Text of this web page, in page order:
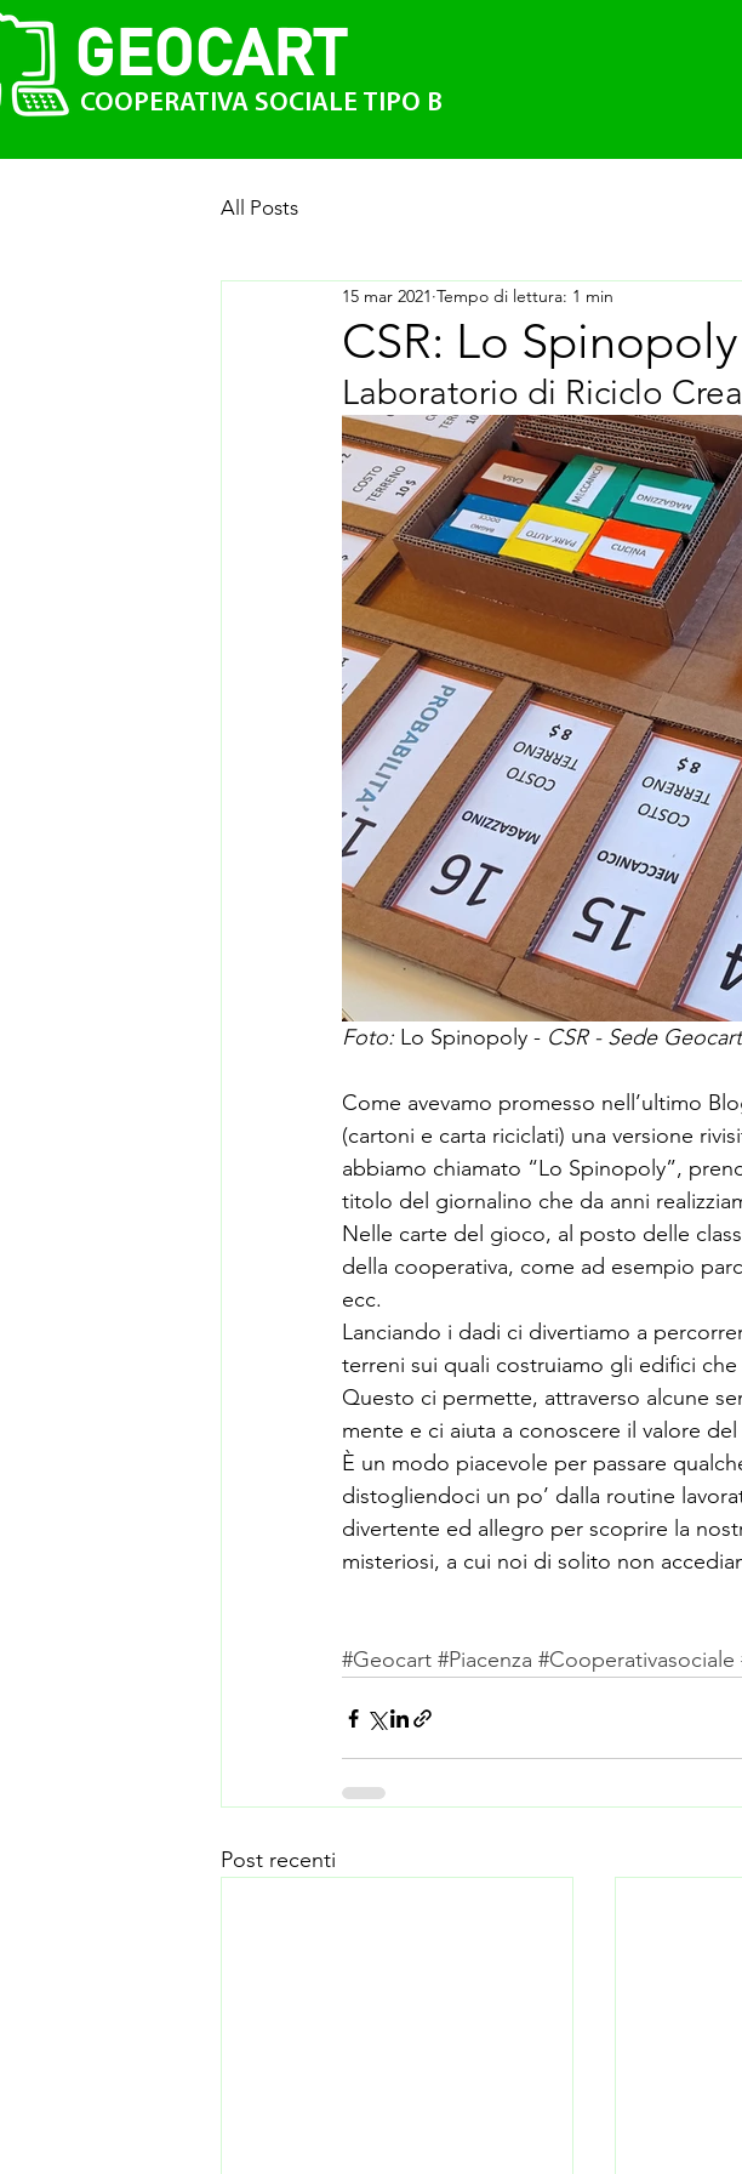
GEOCART
COOPERATIVA SOCIALE TIPO B
All Posts
CSR: Lo Spinopoly
15 mar 2021 Tempo di lettura: 1 min
Laboratorio di Riciclo
Foto: Lo Spinopoly - CSR - Sede
Come avevamo promesso nell’ultimo
(cartoni e carta riciclati) una versione
abbiamo chiamato “Lo Spinopoly”,
titolo del giornalino che da anni
Nelle carte del gioco, al posto delle
della cooperativa, come ad esempio
ecc.
Lanciando i dadi ci divertiamo a
terreni sui quali costruiamo gli edifici
Questo ci permette, attraverso alcune
mente e ci aiuta a conoscere il valore
È un modo piacevole per passare
distogliendoci un po’ dalla routine
divertente ed allegro per scoprire la
misteriosi, a cui noi di solito non
#Geocart #Piacenza #Cooperativasociale
Post recenti